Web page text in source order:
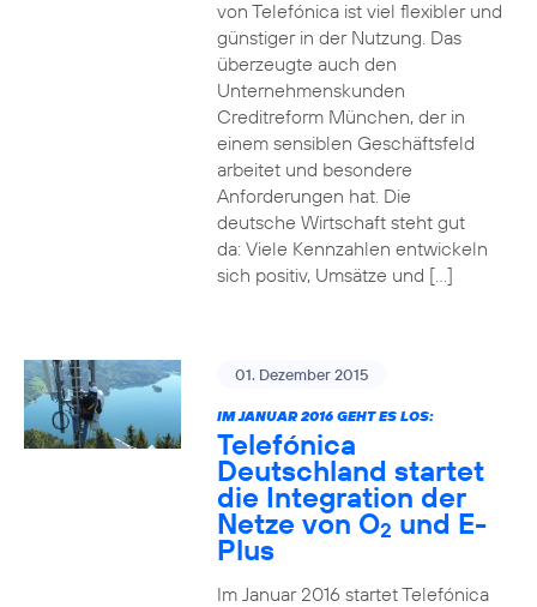
von Telefónica ist viel flexibler und
günstiger in der Nutzung. Das
überzeugte auch den
Unternehmenskunden
Creditreform München, der in
einem sensiblen Geschäftsfeld
arbeitet und besondere
Anforderungen hat. Die
deutsche Wirtschaft steht gut
da: Viele Kennzahlen entwickeln
sich positiv, Umsätze und […]
01. Dezember 2015
IM JANUAR 2016 GEHT ES LOS:
Telefónica
Deutschland startet
die Integration der
Netze von O2 und E-
Plus
Im Januar 2016 startet Telefónica